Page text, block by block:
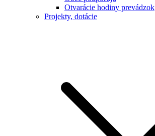
Otvarácie hodiny prevádzok
Projekty, dotácie